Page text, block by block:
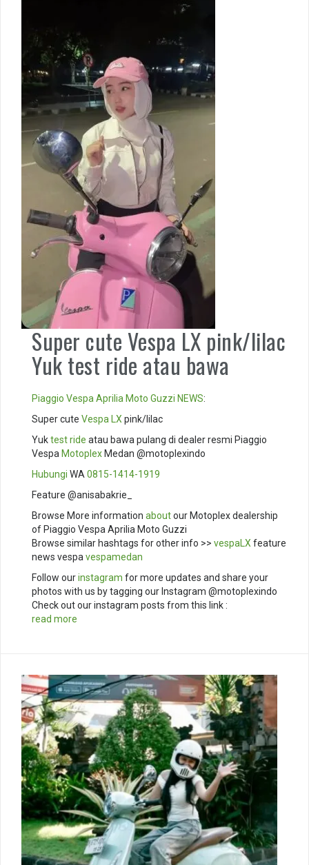
Super cute Vespa LX pink/lilac
Yuk test ride atau bawa
Piaggio Vespa Aprilia Moto Guzzi NEWS:
Super cute Vespa LX pink/lilac
Yuktest ride atau bawa pulang di dealer resmi Piaggio
Vespa MotoplexMedan @motoplexindo
Hubungi WA 0815-1414-1919
Feature @anisabakrie_
Browse More information aboutour Motoplex dealership
of Piaggio Vespa Aprilia Moto Guzzi
Browse similar hashtags for other info >> vespaLX feature
news vespa vespamedan
Follow ourinstagram for more updates and share your
photos with us by tagging our Instagram @motoplexindo
Check out our instagram posts from this link :
read more